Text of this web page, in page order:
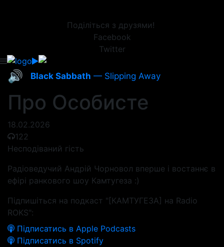
Поділіться з друзями!
Facebook
Twitter
🔊 Black Sabbath — Slipping Away
Про Особисте
18.02.2026
122
Несподіваний гість
Радіоведучий Андрій Чорновол вперше і востаннє в
ефірі ранкового шоу Камтугеза :)
Підпишіться на подкаст "[КАМТУГЕЗА] на Radio
ROKS":
Підписатись в Apple Podcasts
Підписатись в Spotify